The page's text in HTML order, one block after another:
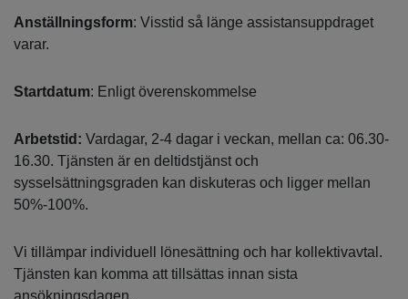
Anställningsform: Visstid så länge assistansuppdraget
varar.
Startdatum: Enligt överenskommelse
Arbetstid: Vardagar, 2-4 dagar i veckan, mellan ca: 06.30-
16.30. Tjänsten är en deltidstjänst och
sysselsättningsgraden kan diskuteras och ligger mellan
50%-100%.
Vi tillämpar individuell lönesättning och har kollektivavtal.
Tjänsten kan komma att tillsättas innan sista